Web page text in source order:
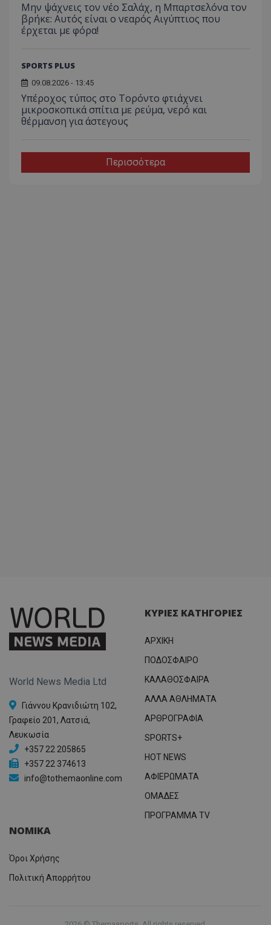
Μην ψάχνεις τον νέο Σαλάχ, η Μπαρτσελόνα τον
βρήκε: Αυτός είναι ο νεαρός Αιγύπτιος που
έρχεται με φόρα!
SPORTS PLUS
09.08.2026 - 13:45
Υπέροχος τύπος στο Τορόντο φτιάχνει
μικροσκοπικά σπίτια με ρεύμα, νερό και
θέρμανση για άστεγους
Περισσότερα
World News Media Ltd
Γιάννου Κρανιδιώτη 102,
Γραφείο 201, Λατσιά,
Λευκωσία
+357 22 205865
+357 22 374613
info@tothemaonline.com
ΚΥΡΙΕΣ ΚΑΤΗΓΟΡΙΕΣ
ΑΡΧΙΚΗ
ΠΟΔΟΣΦΑΙΡΟ
ΚΑΛΑΘΟΣΦΑΙΡΑ
ΑΛΛΑ ΑΘΛΗΜΑΤΑ
ΑΡΘΡΟΓΡΑΦΙΑ
SPORTS+
HOT NEWS
ΑΦΙΕΡΩΜΑΤΑ
ΟΜΑΔΕΣ
ΠΡΟΓΡΑΜΜΑ TV
ΝΟΜΙΚΑ
Όροι Χρήσης
Πολιτική Απορρήτου